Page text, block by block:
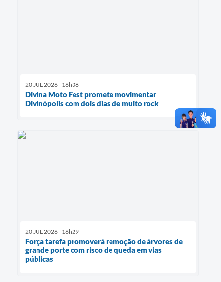
20 JUL 2026 - 16h38
Divina Moto Fest promete movimentar
Divinópolis com dois dias de muito rock
20 JUL 2026 - 16h29
Força tarefa promoverá remoção de árvores de
grande porte com risco de queda em vias
públicas